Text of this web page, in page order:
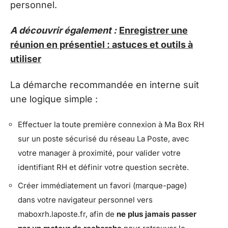
personnel.
A découvrir également : Enregistrer une
réunion en présentiel : astuces et outils à
utiliser
La démarche recommandée en interne suit
une logique simple :
Effectuer la toute première connexion à Ma Box RH
sur un poste sécurisé du réseau La Poste, avec
votre manager à proximité, pour valider votre
identifiant RH et définir votre question secrète.
Créer immédiatement un favori (marque-page)
dans votre navigateur personnel vers
maboxrh.laposte.fr, afin de ne plus jamais passer